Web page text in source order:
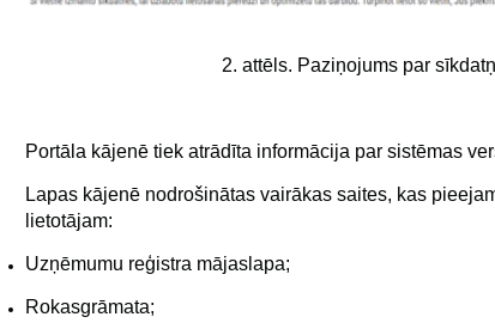
2. attēls. Paziņojums par
Portāla kājenē tiek atrādīta informācija par sistēmas
Lapas kājenē nodrošinātas vairākas saites, kas
lietotājam:
Uzņēmumu reģistra mājaslapa;
Rokasgrāmata;